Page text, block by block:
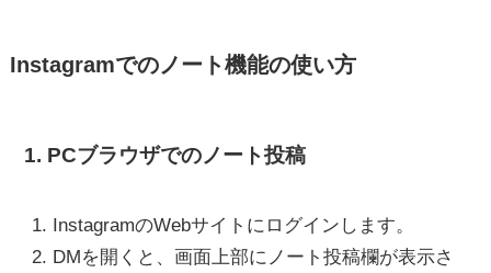
Instagramでのノート機能の使い方
1. PCブラウザでのノート投稿
InstagramのWebサイトにログインします。
DMを開くと、画面上部にノート投稿欄が表示さ